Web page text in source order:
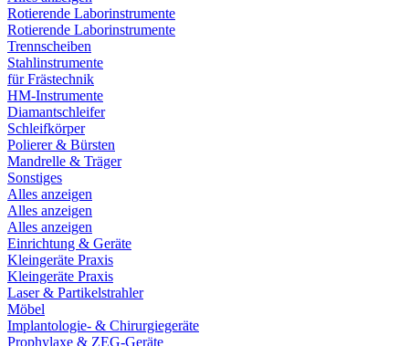
Rotierende Laborinstrumente
Rotierende Laborinstrumente
Trennscheiben
Stahlinstrumente
für Frästechnik
HM-Instrumente
Diamantschleifer
Schleifkörper
Polierer & Bürsten
Mandrelle & Träger
Sonstiges
Alles anzeigen
Alles anzeigen
Alles anzeigen
Einrichtung & Geräte
Kleingeräte Praxis
Kleingeräte Praxis
Laser & Partikelstrahler
Möbel
Implantologie- & Chirurgiegeräte
Prophylaxe & ZEG-Geräte